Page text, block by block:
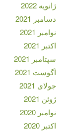
ژانویه 2022
دسامبر 2021
نوامبر 2021
اکتبر 2021
سپتامبر 2021
آگوست 2021
جولای 2021
ژوئن 2021
نوامبر 2020
اکتبر 2020